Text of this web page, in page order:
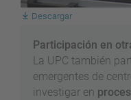
Descargar
Participación en
La UPC también
emergentes de
investigar en